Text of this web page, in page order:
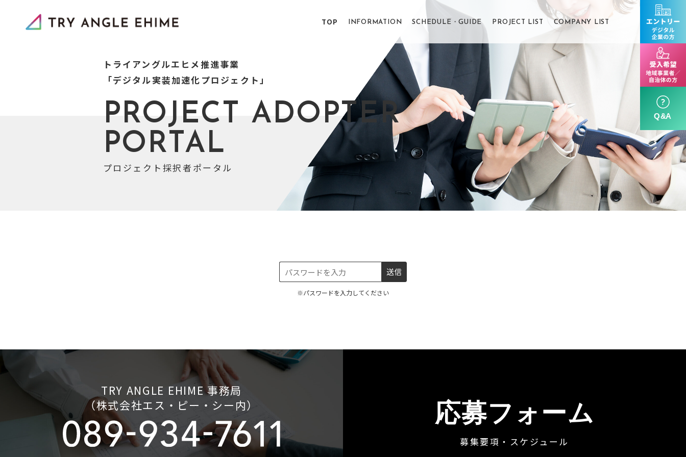
TOP INFORMATION SCHEDULE・GUIDE PROJECT LIST COMPANY LIST
トライアングルエヒメ推進事業
「デジタル実装加速化プロジェクト」
PROJECT ADOPTER
PORTAL
プロジェクト採択者ポータル
※パスワードを入力してください
TRY ANGLE EHIME 事務局
（株式会社エス・ピー・シー内）
応募フォーム
募集要項・スケジュール